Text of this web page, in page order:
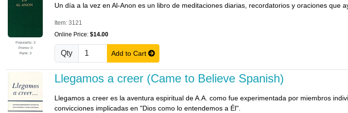
Popularity: 3
Promo: 0
Rank: 3
Un día a la vez en Al-Anon es un libro de meditaciones diarias, recordatorios y oraciones que
Item: 3121
Online Price: $14.00
Qty Add to Cart
Llegamos a creer (Came to Believe Spanish)
Llegamos a creer es la aventura espiritual de A.A. como fue experimentada por miembros
convicciones implicadas en "Dios como lo entendemos a Él".